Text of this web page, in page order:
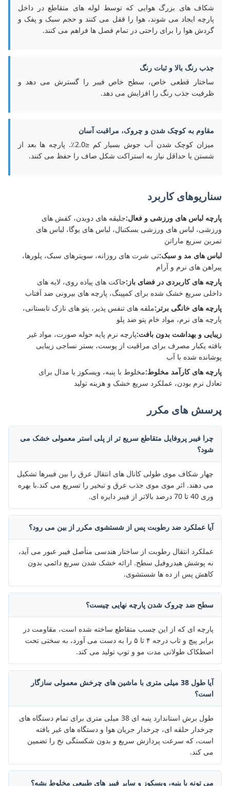
شکاف های بزرگ هوایی که توسط لوله های متقاطع در داخل
پارچه ایجاد می شوند، هوا را قفل می کنند و حجم سبک و پفک و
گردش هوا را برای راحتی در تمام فصل ها فراهم می کنند.
جذب رنگ بالا و ثبات رنگ
ساختار قطعی خاص، سطح خاص فیبر را گسترش می دهد و
ظرفیت جذب رنگ را افزایش می دهد.
مقاوم به کوچک شدن و چروک، مراقبت آسان
میزان کوچک شدن آب جوش بسیار کم ≤2.0٪. پارچه ها بعد از
شستن با حداقل نیاز به استراکت شکل صاف را حفظ می کنند.
سناریوهای کاربرد
پارچه لباس های ورزشی و فعال:جلیقه های دویدن، کفش های
ورزشی، لباس های ورزشی بسکتبال، لباس های یوگا، لباس های
تمرین سریع ماراتن
لباس های مد و سبک:تی شرت های روزانه، سویترهای سبک، پلورها،
پیراهن های نرم و آرام
پارچه های کاربردی در فضای باز:جاکت های پیاده روی، لایه های
داخلی سریع خشک شده برای کمپینگ، پارچه های بیرونی ضد آفتاب
پارچه های خانگی برتر:ملفه های تنفس پذیر، پتو های نازک تابستانی،
پارچه های نرم، مواد خام پتو ضد پلو
زیبایی و بهداشت بدون بافت:پارچه نرم پایه حوله صورت، مواد غیر
بافته یکبار مصرف برای مراقبت از پوست، بستر نساجی زیبایی
پوشانده شده با آب
پارچه های کارآمد مخلوط:مخلوط با پنبه، ویسکوز یا مدال برای
تعادل نرم بودن، عملکرد سریع خشک و هزینه تولید
پرسش های مکرر
چرا فیبر پروفایل متقاطع سریع تر از پلی استر معمولی خشک می
شود؟
چهار شکاف موی طولی کانال های انتقال عرق را بین فیبرها تشکیل
می دهند. اثر موی موی جذب عرق و تبخیر را تسریع می کند.با بهره
وری 40 تا 70 درصد بالاتر از فیبر دایره ای.
آیا عملکرد ضد رطوبت پس از شستشوی مکرر از بین می رود؟
عملکرد انتقال رطوبت از ساختار هندسی متأصل فیبر عبور می آید،
نه پوشش هیدروفیل سطح. ارائه خشک شدن سریع دائمی بدون
کاهش پس از ده ها شستشوی.
سطح ضد چروک شدن پارچه نهایی چیست؟
پارچه ای که از این چسب متقاطع ساخته شده است، مقاومت در
برابر پیچ و تاب درجه ۴ تا ۵ را به دست می آورد، به سختی تحت
اصطکاک طولانی مدت مو و توپ تولید می کند.
آیا طول 38 میلی متری با ماشین های چرخش معمولی سازگار
است؟
طول برش استاندارد پنبه ای 38 میلی متری برای تمام دستگاه های
چرخدار حلقه ای، چرخدار جریان هوا و دستگاه های غیر بافته
است، که سرعت پردازش سریع و بدون شکستگی نخ را تضمین
می کند.
مي تونه با پنبه، ويسکوز و ساير فيبر هاي طبيعي مخلوط بشه؟